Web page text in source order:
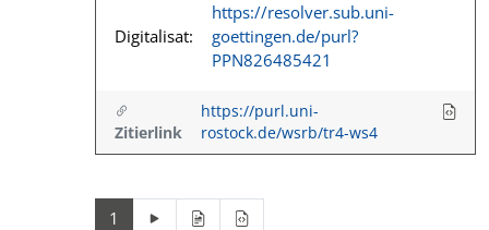
Digitalisat:
https://resolver.sub.uni-
goettingen.de/purl?
PPN826485421
Zitierlink
https://purl.uni-
rostock.de/wsrb/tr4-ws4
1